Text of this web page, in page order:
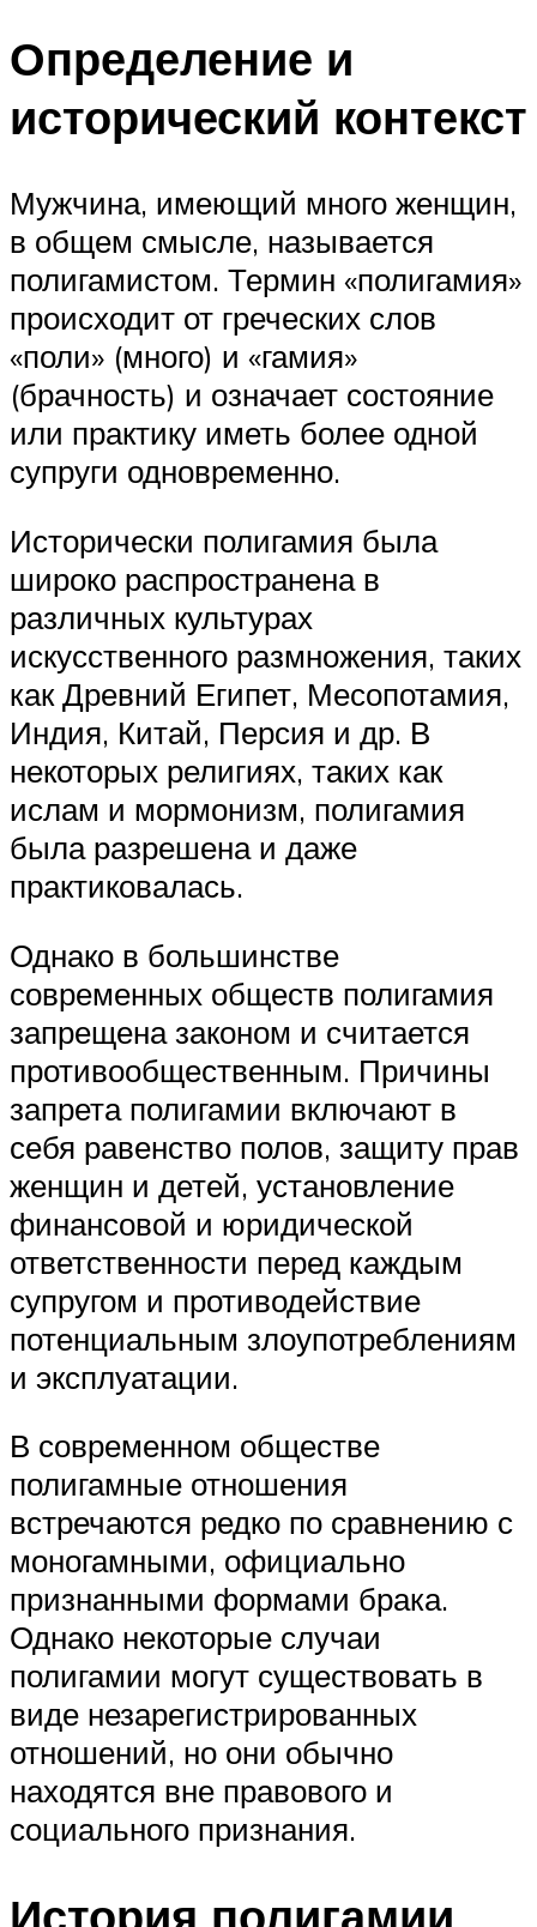
Определение и
исторический контекст
Мужчина, имеющий много женщин,
в общем смысле, называется
полигамистом. Термин «полигамия»
происходит от греческих слов
«поли» (много) и «гамия»
(брачность) и означает состояние
или практику иметь более одной
супруги одновременно.
Исторически полигамия была
широко распространена в
различных культурах
искусственного размножения, таких
как Древний Египет, Месопотамия,
Индия, Китай, Персия и др. В
некоторых религиях, таких как
ислам и мормонизм, полигамия
была разрешена и даже
практиковалась.
Однако в большинстве
современных обществ полигамия
запрещена законом и считается
противообщественным. Причины
запрета полигамии включают в
себя равенство полов, защиту прав
женщин и детей, установление
финансовой и юридической
ответственности перед каждым
супругом и противодействие
потенциальным злоупотреблениям
и эксплуатации.
В современном обществе
полигамные отношения
встречаются редко по сравнению с
моногамными, официально
признанными формами брака.
Однако некоторые случаи
полигамии могут существовать в
виде незарегистрированных
отношений, но они обычно
находятся вне правового и
социального признания.